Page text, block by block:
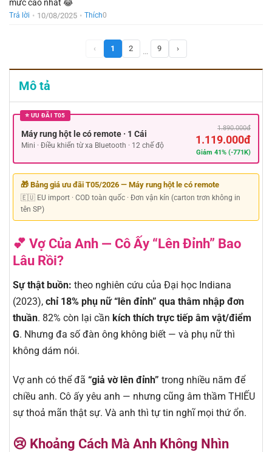
mức cao nhất 😂
Trả lời • 10/08/2025 • Thích0
‹ 1 2 … 9 ›
Mô tả
⭐ ƯU ĐÃI T05
Máy rung hột le có remote · 1 Cái
Mini · Điều khiển từ xa Bluetooth · 12 chế độ
1.890.000đ
1.119.000đ
Giảm 41% (-771K)
🎁 Bảng giá ưu đãi T05/2026 — Máy rung hột le có remote
🇪🇺 EU import · COD toàn quốc · Đơn vận kín (carton trơn không in
tên SP)
💕 Vợ Của Anh — Cô Ấy “Lên Đỉnh” Bao
Lâu Rồi?
Sự thật buồn: theo nghiên cứu của Đại học Indiana
(2023), chỉ 18% phụ nữ “lên đỉnh” qua thâm nhập đơn
thuần. 82% còn lại cần kích thích trực tiếp âm vật/điểm
G. Nhưng đa số đàn ông không biết — và phụ nữ thì
không dám nói.
Vợ anh có thể đã “giả vờ lên đỉnh” trong nhiều năm để
chiều anh. Cô ấy yêu anh — nhưng cũng âm thầm THIẾU
sự thoả mãn thật sự. Và anh thì tự tin nghĩ mọi thứ ổn.
😢 Khoảng Cách Mà Anh Không Nhìn